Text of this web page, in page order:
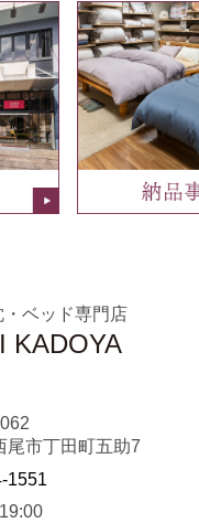
ベッド専門店
KADOYA
尾市丁田町五助7
1551